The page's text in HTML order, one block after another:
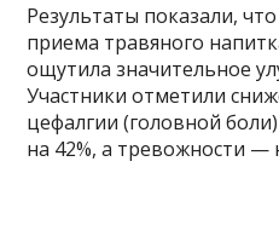
Результаты показали,
приема травяного
ощутила значительное
Участники отметили
цефалгии (головной
на 42%, а тревожности —